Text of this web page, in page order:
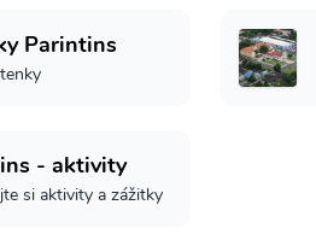
Parintins
- aktivity
si aktivity a zážitky